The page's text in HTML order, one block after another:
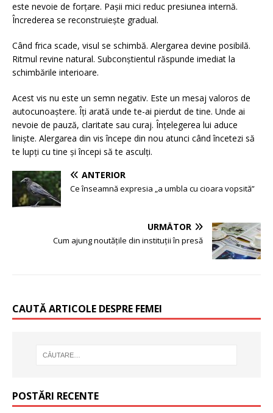
este nevoie de forțare. Pașii mici reduc presiunea internă.
Încrederea se reconstruiește gradual.
Când frica scade, visul se schimbă. Alergarea devine posibilă.
Ritmul revine natural. Subconștientul răspunde imediat la
schimbările interioare.
Acest vis nu este un semn negativ. Este un mesaj valoros de
autocunoaștere. Îți arată unde te-ai pierdut de tine. Unde ai
nevoie de pauză, claritate sau curaj. Înțelegerea lui aduce
liniște. Alergarea din vis începe din nou atunci când încetezi să
te lupți cu tine și începi să te asculți.
ANTERIOR
Ce înseamnă expresia „a umbla cu cioara vopsită”
URMĂTOR
Cum ajung noutățile din instituții în presă
CAUTĂ ARTICOLE DESPRE FEMEI
POSTĂRI RECENTE